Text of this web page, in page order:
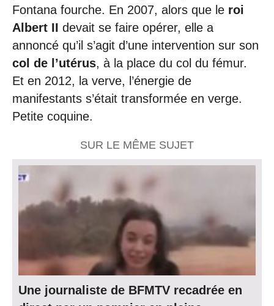
Fontana fourche. En 2007, alors que le roi
Albert II devait se faire opérer, elle a
annoncé qu’il s’agit d’une intervention sur son
col de l’utérus, à la place du col du fémur.
Et en 2012, la verve, l’énergie de
manifestants s’était transformée en verge.
Petite coquine.
SUR LE MÊME SUJET
Une journaliste de BFMTV recadrée en